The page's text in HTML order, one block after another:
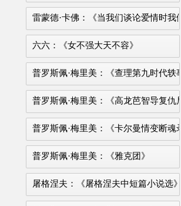
雷蒙德·卡佛：《当我们谈论爱情时我
六六：《女不强大天不容》
普罗斯佩·梅里美：《查理第九时代轶
普罗斯佩·梅里美：《高龙芭智导复仇
普罗斯佩·梅里美：《卡尔曼情变断魂
普罗斯佩·梅里美：《雅克团》
屠格涅夫：《屠格涅夫中短篇小说选》